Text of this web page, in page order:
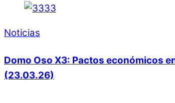
Noticias
Domo Oso X3: Pactos económicos
(23.03.26)